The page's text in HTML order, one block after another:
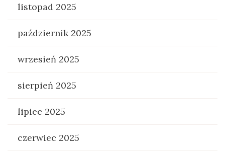
listopad 2025
październik 2025
wrzesień 2025
sierpień 2025
lipiec 2025
czerwiec 2025